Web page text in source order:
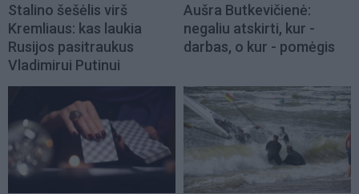
Stalino šešėlis virš
Kremliaus: kas laukia
Rusijos pasitraukus
Vladimirui Putinui
Aušra Butkevičienė:
negaliu atskirti, kur -
darbas, o kur - pomėgis